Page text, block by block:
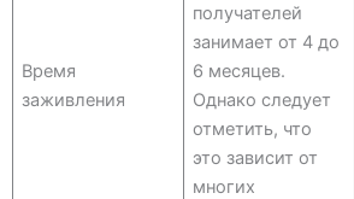
Время
заживления
получателей
занимает от 4 до
6 месяцев.
Однако следует
отметить, что
это зависит от
многих